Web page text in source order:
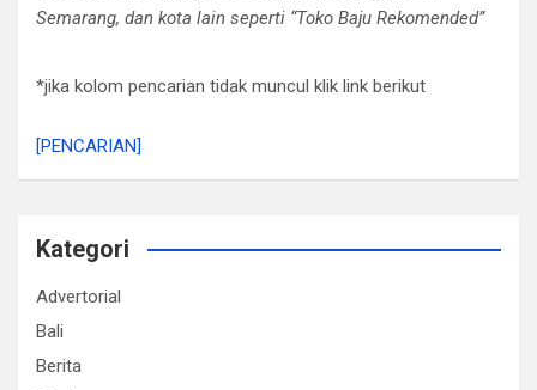
Semarang, dan kota lain seperti “Toko Baju Rekomended”
*jika kolom pencarian tidak muncul klik link berikut
[PENCARIAN]
Kategori
Advertorial
Bali
Berita